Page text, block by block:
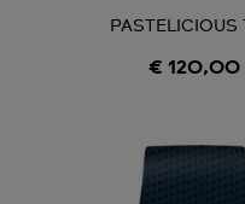
PASTELICIOUS
€ 120,00